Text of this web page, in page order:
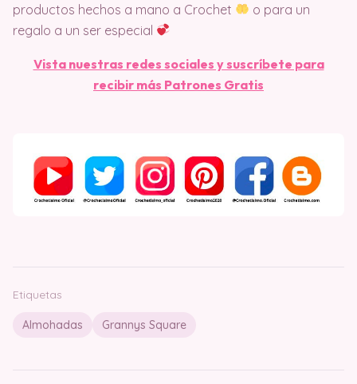
productos hechos a mano a Crochet
o para un
regalo a un ser especial
Vista nuestras redes sociales y suscríbete para
recibir más Patrones Gratis
Etiquetas
Almohadas Grannys Square